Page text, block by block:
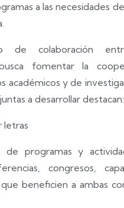
a las necesidades
de colaboración
fomentar la
académicos y de
a desarrollar destacan:
letras
de programas y
congresos,
beneficien a ambas